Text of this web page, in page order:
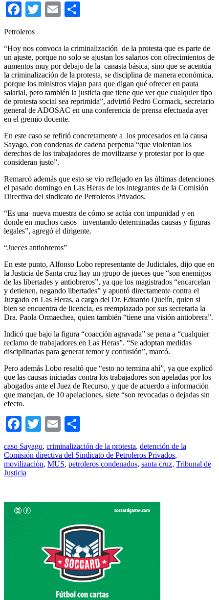
Facebook
TwitterEmail
Petroleros
“Hoy nos convoca la criminalización de la protesta que es parte de
un ajuste, porque no solo se ajustan los salarios con ofrecimientos de
aumentos muy por debajo de la canasta básica, sino que se acentúa
la criminalización de la protesta, se disciplina de manera económica,
porque los ministros viajan para que digan qué ofrecer en pauta
salarial, pero también la justicia que tiene que ver que cualquier tipo
de protesta social sea reprimida”, advirtió Pedro Cormack, secretario
general de ADOSAC en una conferencia de prensa efectuada ayer
en el gremio docente.
En este caso se refirió concretamente a los procesados en la causa
Sayago, con condenas de cadena perpetua “que violentan los
derechos de los trabajadores de movilizarse y protestar por lo que
consideran justo”.
Remarcó además que esto se vio reflejado en las últimas detenciones
el pasado domingo en Las Heras de los integrantes de la Comisión
Directiva del sindicato de Petroleros Privados.
“Es una nueva muestra de cómo se actúa con impunidad y en
donde en muchos casos inventando determinadas causas y figuras
legales”, agregó el dirigente.
“Jueces antiobreros”
En este punto, Alfonso Lobo representante de Judiciales, dijo que en
la Justicia de Santa cruz hay un grupo de jueces que “son enemigos
de las libertades y antiobreros”, ya que los magistrados “encarcelan
y detienen, negando libertades” y apuntó directamente contra el
Juzgado en Las Heras, a cargo del Dr. Eduardo Quelín, quien si
bien se encuentra de licencia, es reemplazado por sus secretaria la
Dra. Paola Ormaechea, quien también “tiene una visión antiobrera”.
Indicó que bajo la figura “coacción agravada” se pena a “cualquier
reclamo de trabajadores en Las Heras”. “Se adoptan medidas
disciplinarias para generar temor y confusión”, marcó.
Pero además Lobo resaltó que “esto no termina ahí”, ya que explicó
que las causas iniciadas contra los trabajadores son apeladas por los
abogados ante el Juez de Recurso, y que de acuerdo a información
que manejan, de 10 apelaciones, siete “son revocadas o dejadas sin
efecto.
Facebook
TwitterEmail
caso Sayago, criminalización de la protesta, detención de la
Comisión directiva del Sindicato de Petroleros Privados,
movilización, MUS, petroleros condenados, santa cruz, Tribunal de
Justicia